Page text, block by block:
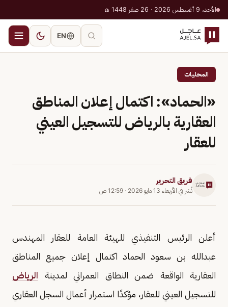
الأحد، 9 أغسطس 2026 · 26 صفر 1448 هـ
EN
المحليات
«الحماد»: اكتمال إعلان المناطق
العقارية بالرياض للتسجيل العيني
للعقار
فريق التحرير
نُشر في الأربعاء 13 مايو 2026 · 12:59 ص
أعلن الرئيس التنفيذي للهيئة العامة للعقار المهندس
عبدالله بن سعود الحماد اكتمال إعلان جميع المناطق
العقارية الواقعة ضمن النطاق العمراني لمدينة الرياض
للتسجيل العيني للعقار، مؤكدًا استمرار أعمال السجل العقاري